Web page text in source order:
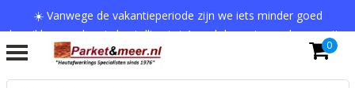
☀️ Vanwege de vakantieperiode zijn we iets minder goed
bereikbaar en kan je bestelling tot 1 werkdag extra onderweg zijn.
Bedankt voor je begrip!
VERZENDKOSTEN € 7,95 (GRATIS VA €75,-)
0